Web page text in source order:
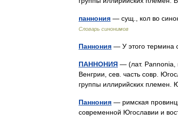
паннония — сущ., кол во
Словарь синонимов
Паннония — У этого термина
ПАННОНИЯ — (лат. Pannonia,
Венгрии, сев. часть совр.
группы иллирийских
Паннония — римская
современной Югославии и